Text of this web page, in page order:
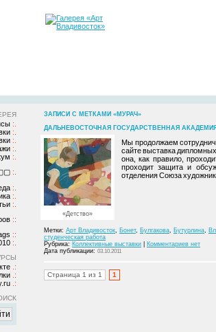
ЗАПИСИ С МЕТКАМИ «МУРАЧ»
ДАЛЬНЕВОСТОЧНАЯ ГОСУДАРСТВЕННАЯ
«Детство»
Мы продолжаем
сайте выставка
она, как правило,
проходит защита и
отделения Союза
Метки: Арт Владивосток, Бонет, Булгакова, Бутурлина,
студенческая работа
Рубрика: Коллективные выставки
Комментариев нет
Дата публикации: 03.10.2011
Страница 1 из 1 1